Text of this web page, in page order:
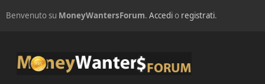
Benvenuto su MoneyWantersForum. Accedio registrati.